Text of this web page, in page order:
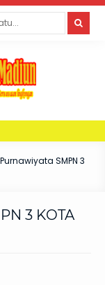
SMPN 3
3 KOTA